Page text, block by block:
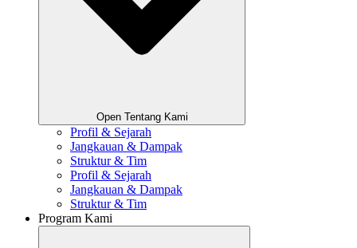
Open Tentang Kami
Profil & Sejarah
Jangkauan & Dampak
Struktur & Tim
Profil & Sejarah
Jangkauan & Dampak
Struktur & Tim
Program Kami